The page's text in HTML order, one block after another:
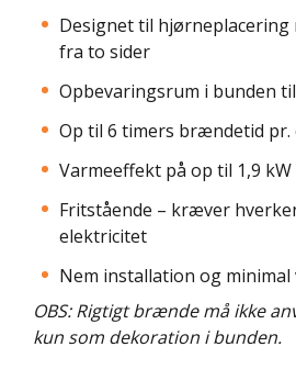
Designet til hjørneplacering
fra to sider
Opbevaringsrum i bunden
Op til 6 timers brændetid
Varmeeffekt på op til 1,9 kW
Fritstående – kræver
elektricitet
Nem installation og minimal
OBS: Rigtigt brænde må ikke
kun som dekoration i bunden.